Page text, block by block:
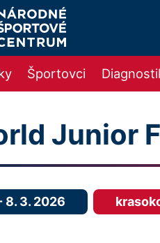
Športovci
Junior
8. 3. 2026